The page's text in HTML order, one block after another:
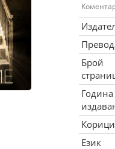
Брой
Корици
Език